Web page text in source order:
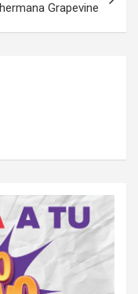
hermana Grapevine